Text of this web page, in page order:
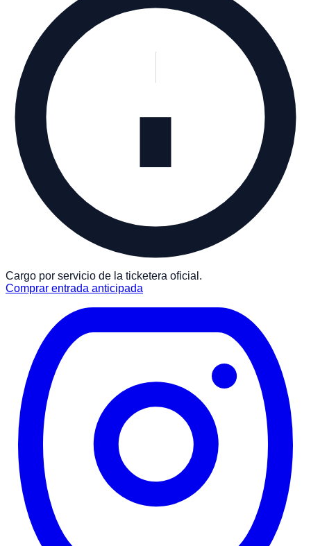
Cargo por servicio de la ticketera oficial.
Comprar entrada anticipada